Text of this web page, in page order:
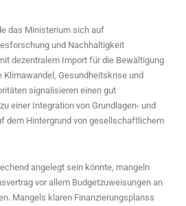
das Ministerium sich auf
und Nachhaltigkeit
dezentralem Import für die Bewältigung
Klimawandel, Gesundheitskrise und
signalisieren einen gut
einer Integration von Grundlagen- und
dem Hintergrund von gesellschaftlichem
angelegt sein könnte, mangeln
vor allem Budgetzuweisungen an
Mangels klaren Finanzierungsplanss